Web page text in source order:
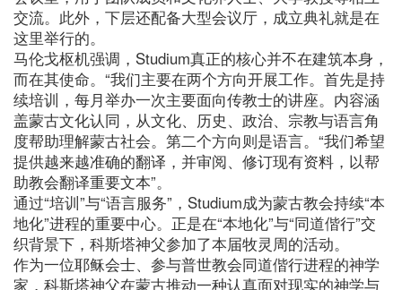
交流。此外，下层还配备大型会议厅，成立典礼就是在
这里举行的。
马伦戈枢机强调，Studium真正的核心并不在建筑本身，
而在其使命。“我们主要在两个方向开展工作。首先是持
续培训，每月举办一次主要面向传教士的讲座。内容涵
盖蒙古文化认同，从文化、历史、政治、宗教与语言角
度帮助理解蒙古社会。第二个方向则是语言。“我们希望
提供越来越准确的翻译，并审阅、修订现有资料，以帮
助教会翻译重要文本”。
通过“培训”与“语言服务”，Studium成为蒙古教会持续“本
地化”进程的重要中心。正是在“本地化”与“同道偕行”交
织背景下，科斯塔神父参加了本届牧灵周的活动。
作为一位耶稣会士、参与普世教会同道偕行进程的神学
家，科斯塔神父在蒙古推动一种认真面对现实的神学与